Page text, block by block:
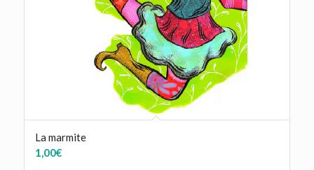
La marmite
1,00€